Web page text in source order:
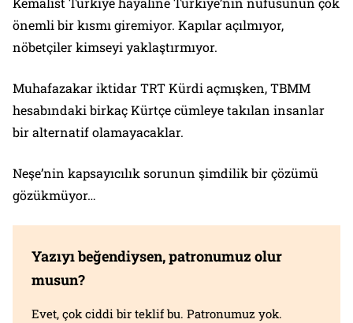
önemli bir kısmı giremiyor. Kapılar açılmıyor,
nöbetçiler kimseyi yaklaştırmıyor.
Muhafazakar iktidar TRT Kürdi açmışken, TBMM
hesabındaki birkaç Kürtçe cümleye takılan insanlar
bir alternatif olamayacaklar.
Neşe’nin kapsayıcılık sorunun şimdilik bir çözümü
gözükmüyor…
Yazıyı beğendiysen, patronumuz olur
musun?
Evet, çok ciddi bir teklif bu. Patronumuz yok.